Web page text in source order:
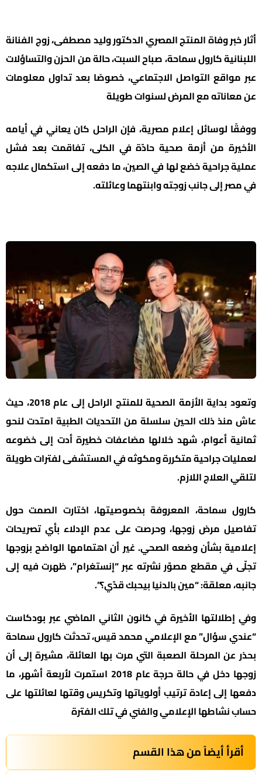
أثار خبر وفاة المنتج المصري الدكتور وليد مصطفى، زوج الفنانة
اللبنانية كارول سماحة، صباح السبت، حالة من الحزن والتساؤلات
عبر مواقع التواصل الاجتماعي، خصوصًا بعد تداول معلومات
عن معاناته مع المرض لسنوات طويلة
ووفقًا لوسائل إعلام مصرية، فإن الراحل كان يعاني في أيامه
الأخيرة من أزمة صحية حادّة في الكلى، تفاقمت بعد فشل
عملية جراحية خضع لها في الصين، ما دفعه إلى استكمال علاجه
في مصر إلى جانب زوجته وابنتهما وعائلته.
وتعود بداية الأزمة الصحية للمنتج الراحل إلى عام 2018، حيث
عاش منذ ذلك الحين سلسلة من التحديات الطبية امتدت لنحو
ثمانية أعوام، شهد خلالها مضاعفات خطيرة أدت إلى خضوعه
لعمليات جراحية متكررة ومكوثه في المستشفى لفترات طويلة
لتلقي العلاج اللازم.
كارول سماحة، المعروفة بخصوصيتها، اختارت الصمت حول
تفاصيل مرض زوجها، وحرصت على عدم الإدلاء بأي تصريحات
إعلامية بشأن وضعه الصحي. غير أن اهتمامها الواضح بزوجها
تجلّى في مقطع مصوّر نشرته عبر “إنستغرام”، ظهرت فيه إلى
جانبه، معلقة: “مين بالدنيا بيحبك قدّي؟”.
وفي إطلالتها الأخيرة في كانون الثاني الماضي عبر بودكاست
“عندي سؤال” مع الإعلامي محمد قيس، تحدثت كارول سماحة
بحذر عن المرحلة الصعبة التي مرت بها العائلة، مشيرة إلى أن
زوجها دخل في حالة حرجة عام 2018 استمرت لأربعة أشهر، ما
دفعها إلى إعادة ترتيب أولوياتها وتكريس وقتها لعائلتها على
حساب نشاطها الإعلامي والفني في تلك الفترة
أقرأ أيضاً من هذا القسم